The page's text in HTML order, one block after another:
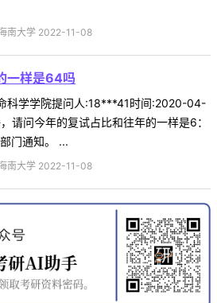
南大学 2022-11-08
一样是64吗
科学学院提问人:18***41时间:2020-04-
请问今年的复试占比和往年的一样是6：
门通知。 ...
南大学 2022-11-08